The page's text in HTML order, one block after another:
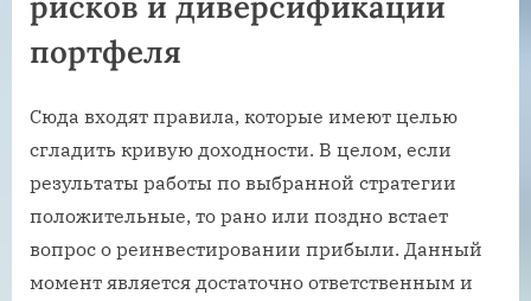
портфеля
Сюда входят правила, которые имеют целью
сгладить кривую доходности. В целом, если
результаты работы по выбранной стратегии
положительные, то рано или поздно встает
вопрос о реинвестировании прибыли. Данный
момент является достаточно ответственным и